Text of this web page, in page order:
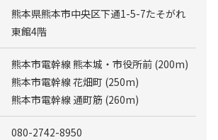
熊本県熊本市中央区下通1-5-7たそがれ
東館4階
熊本市電幹線 熊本城・市役所前 (200m)
熊本市電幹線 花畑町 (250m)
熊本市電幹線 通町筋 (260m)
080-2742-8950